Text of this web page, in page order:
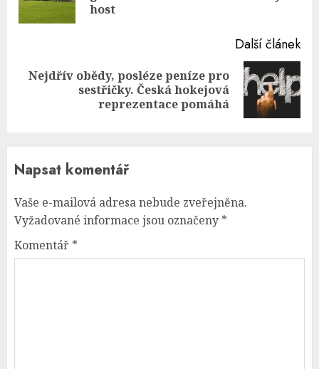
host
Další článek
Next
Nejdřív obědy, posléze peníze pro
sestřičky. Česká hokejová
reprezentace pomáhá
Napsat komentář
Vaše e-mailová adresa nebude zveřejněna.
Vyžadované informace jsou označeny *
Komentář *